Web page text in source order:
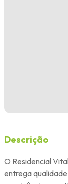
Descrição
O Residencial
entrega